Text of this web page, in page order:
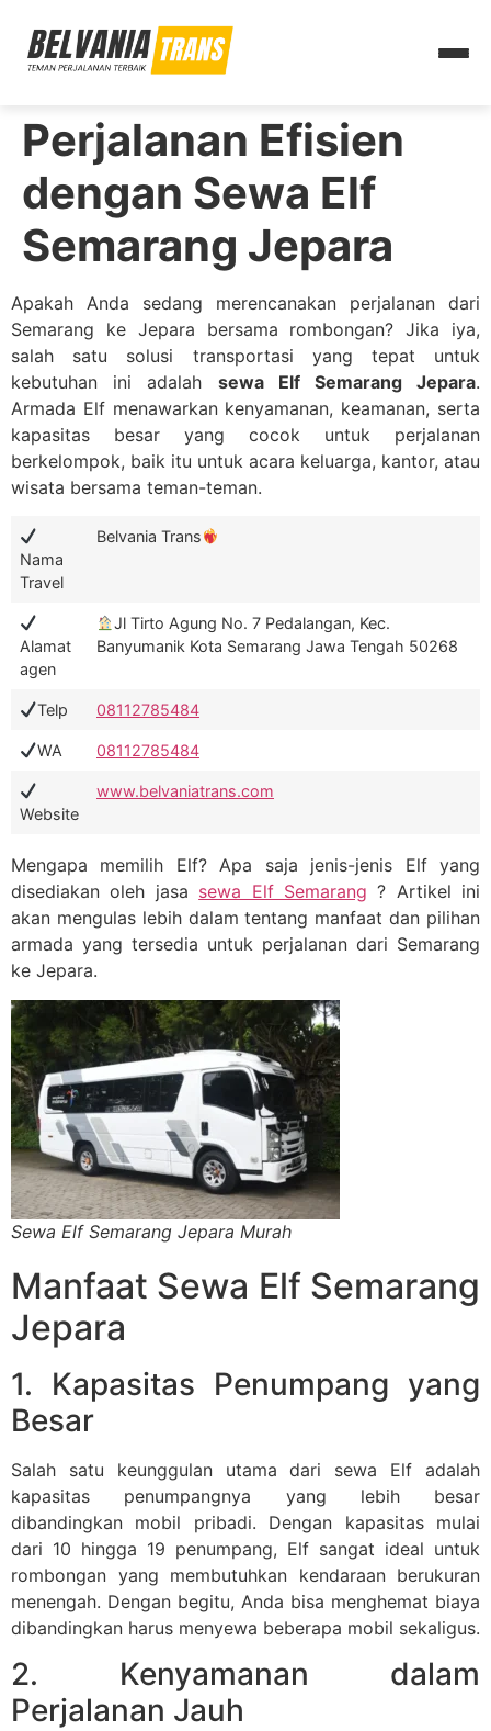
Perjalanan Efisien
dengan Sewa Elf
Semarang Jepara
Apakah Anda sedang merencanakan perjalanan dari
Semarang ke Jepara bersama rombongan? Jika iya,
salah satu solusi transportasi yang tepat untuk
kebutuhan ini adalah sewa Elf Semarang Jepara.
Armada Elf menawarkan kenyamanan, keamanan, serta
kapasitas besar yang cocok untuk perjalanan
berkelompok, baik itu untuk acara keluarga, kantor, atau
wisata bersama teman-teman.
Nama
Travel
Belvania Trans
Alamat
agen
Jl Tirto Agung No. 7 Pedalangan, Kec.
Banyumanik Kota Semarang Jawa Tengah 50268
Telp 08112785484
WA 08112785484
Website
www.belvaniatrans.com
Mengapa memilih Elf? Apa saja jenis-jenis Elf yang
disediakan oleh jasa sewa Elf Semarang ? Artikel ini
akan mengulas lebih dalam tentang manfaat dan pilihan
armada yang tersedia untuk perjalanan dari Semarang
ke Jepara.
Sewa Elf Semarang Jepara Murah
Manfaat Sewa Elf Semarang
Jepara
1. Kapasitas Penumpang yang
Besar
Salah satu keunggulan utama dari sewa Elf adalah
kapasitas penumpangnya yang lebih besar
dibandingkan mobil pribadi. Dengan kapasitas mulai
dari 10 hingga 19 penumpang, Elf sangat ideal untuk
rombongan yang membutuhkan kendaraan berukuran
menengah. Dengan begitu, Anda bisa menghemat biaya
dibandingkan harus menyewa beberapa mobil sekaligus.
2. Kenyamanan dalam
Perjalanan Jauh